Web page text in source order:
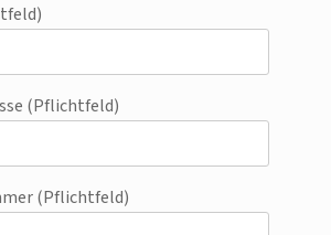
(Pflichtfeld)
(Pflichtfeld)